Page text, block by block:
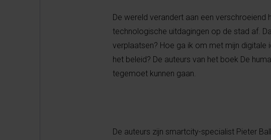
De wereld verandert aan een
technologische uitdagingen op de stad af.
verplaatsen? Hoe ga ik om met mijn
het beleid? De auteurs van het boek De
tegemoet kunnen gaan.
De auteurs zijn smartcity-specialist Pieter